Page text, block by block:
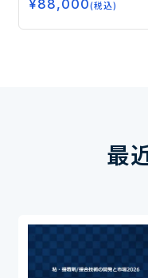
¥88,000(税込)
最